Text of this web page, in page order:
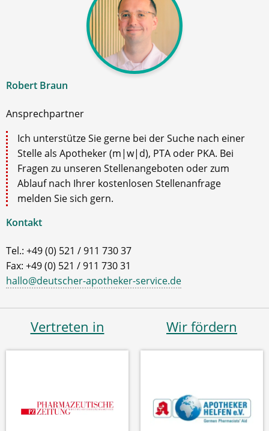
Robert Braun
Ansprechpartner
Ich unterstütze Sie gerne bei der Suche nach einer
Stelle als Apotheker (m|w|d), PTA oder PKA. Bei
Fragen zu unseren Stellenangeboten oder zum
Ablauf nach Ihrer kostenlosen Stellenanfrage
melden Sie sich gern.
Kontakt
Tel.: +49 (0) 521 / 911 730 37
Fax: +49 (0) 521 / 911 730 31
hallo@deutscher-apotheker-service.de
Vertreten in Wir fördern